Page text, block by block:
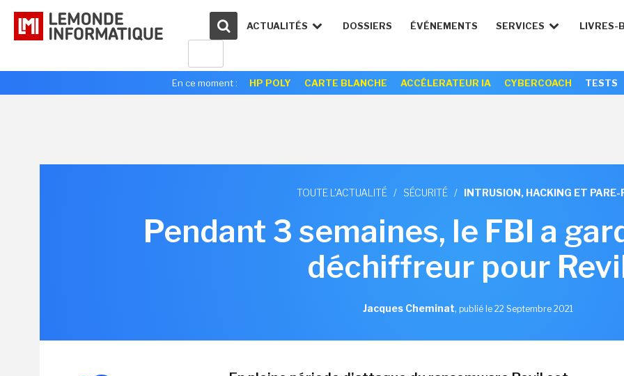
ACTUALITÉS DOSSIERS ÉVÉNEMENTS SERVICES LIVRES-
En ce moment : HP POLY CARTE BLANCHE ACCÉLERATEUR IA CYBERCOACH TESTS
TOUTE L'ACTUALITÉ / SÉCURITÉ / INTRUSION, HACKING ET PARE-
Pendant 3 semaines, le FBI a
déchiffreur pour
Jacques Cheminat, publié le 22 Septembre 2021